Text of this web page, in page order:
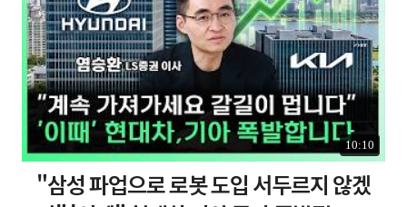
10:10
"삼성 파업으로 로봇 도입 서두르지 않겠